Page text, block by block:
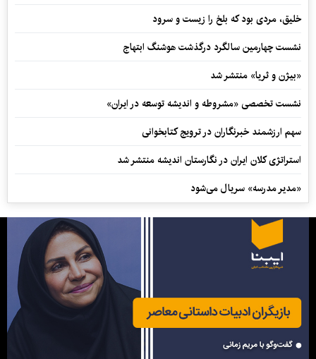
خلیق، مردی بود که بلخ را زیست و سرود
نشست چهارمین سالگرد درگذشت هوشنگ ابتهاج
«بیژن و ثریا» منتشر شد
نشست تخصصی «مشروطه و اندیشه توسعه در ایران»
سهم ارزشمند خبرنگاران در ترویج کتابخوانی
استراتژی کلان ایران در نگارستان اندیشه منتشر شد
«مدیر مدرسه» سریال می‌شود